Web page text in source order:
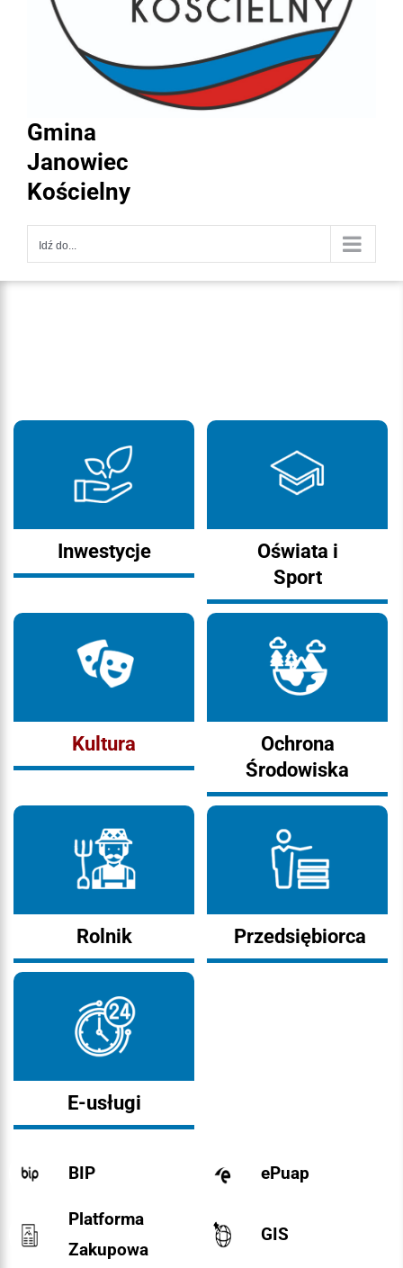
Gmina
Janowiec
Kościelny
Idź do...
Inwestycje
Oświata i
Sport
Kultura
Ochrona
Środowiska
Rolnik Przedsiębiorca
E-usługi
BIP ePuap
Platforma
Zakupowa
GIS